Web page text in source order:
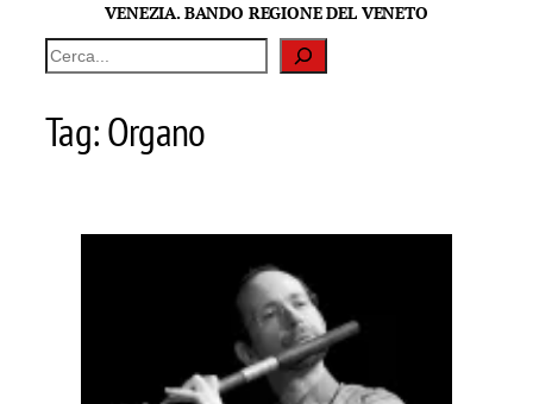
VENEZIA. BANDO REGIONE DEL VENETO
Cerca
Tag:Organo